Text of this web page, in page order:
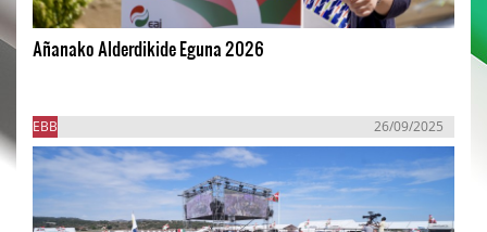
Añanako Alderdikide Eguna 2026
EBB 26/09/2025